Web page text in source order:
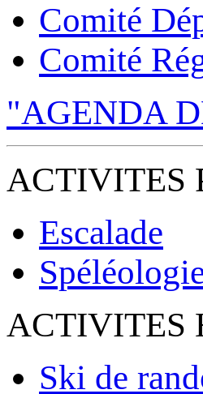
Comité
Comité
"AGENDA
ACTIVITES
Escalade
ACTIVITES
Ski de